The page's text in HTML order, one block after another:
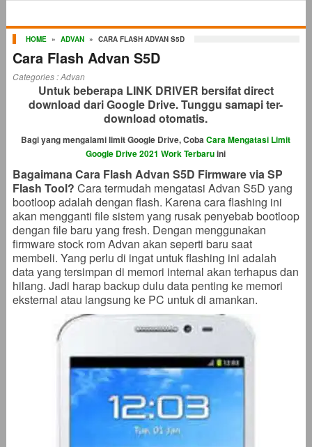
HOME » ADVAN » CARA FLASH ADVAN S5D
Cara Flash Advan S5D
Categories :Advan
Untuk beberapa LINK DRIVER bersifat direct
download dari Google Drive. Tunggu samapi ter-
download otomatis.
Bagi yang mengalami limit Google Drive, CobaCara Mengatasi Limit
Google Drive 2021 Work Terbaruini
Bagaimana Cara Flash Advan S5D Firmware via SP
Flash Tool? Cara termudah mengatasi Advan S5D yang
bootloop adalah dengan flash. Karena cara flashing ini
akan mengganti file sistem yang rusak penyebab bootloop
dengan file baru yang fresh. Dengan menggunakan
firmware stock rom Advan akan seperti baru saat
membeli. Yang perlu di ingat untuk flashing ini adalah
data yang tersimpan di memori internal akan terhapus dan
hilang. Jadi harap backup dulu data penting ke memori
eksternal atau langsung ke PC untuk di amankan.